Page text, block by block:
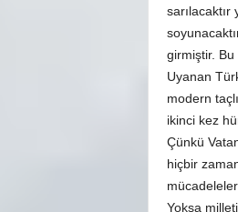
girmiştir. Bu
Uyanan
modern
ikinci kez
Çünkü
hiçbir
Yoksa